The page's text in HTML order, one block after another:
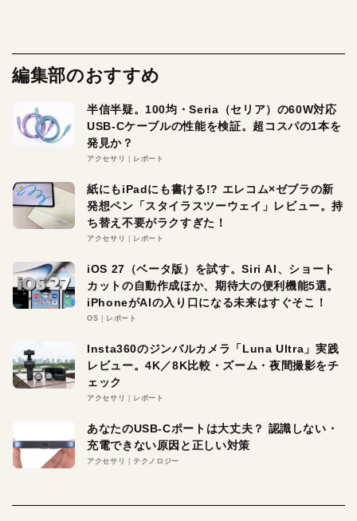
編集部のおすすめ
半信半疑。100均・Seria（セリア）の60W対応
USB-Cケーブルの性能を検証。超コスパの1本を
発見か？
アクセサリ レポート
紙にもiPadにも書ける!? エレコム×ゼブラの新
発想ペン「スタイラスツーウェイ」レビュー。持
ち替え不要がラクすぎた！
アクセサリ レポート
iOS 27（ベータ版）を試す。Siri AI、ショート
カットの自動作成ほか、期待大の便利機能5選。
iPhoneがAIの入り口になる未来はすぐそこ！
OS レポート
Insta360のジンバルカメラ「Luna Ultra」実践
レビュー。4K／8K比較・ズーム・夜間撮影をチ
ェック
アクセサリ レポート
あなたのUSB-Cポートは大丈夫？ 認識しない・
充電できない原因と正しい対策
アクセサリ テクノロジー